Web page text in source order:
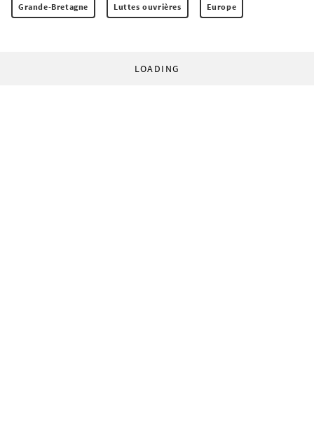
Grande-Bretagne Luttes ouvrières Europe
LOADING